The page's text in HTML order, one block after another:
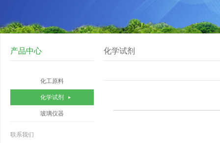
产品中心
化工原料
化学试剂
玻璃仪器
联系我们
化学试剂